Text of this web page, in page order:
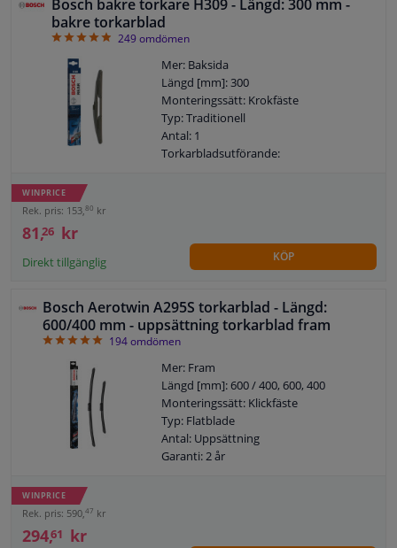
Bosch bakre torkare H309 - Längd: 300 mm -
bakre torkarblad
4.91
249omdömen
Mer: Baksida
Längd [mm]: 300
Monteringssätt: Krokfäste
Typ: Traditionell
Antal: 1
Torkarbladsutförande:
WINPRICE
Rek. pris: 153,80 kr
81,26 kr
Direkt tillgänglig KÖP
Bosch Aerotwin A295S torkarblad - Längd:
600/400 mm - uppsättning torkarblad fram
4.92
194omdömen
Mer: Fram
Längd [mm]: 600 / 400, 600, 400
Monteringssätt: Klickfäste
Typ: Flatblade
Antal: Uppsättning
Garanti: 2 år
WINPRICE
Rek. pris: 590,47 kr
294,61 kr